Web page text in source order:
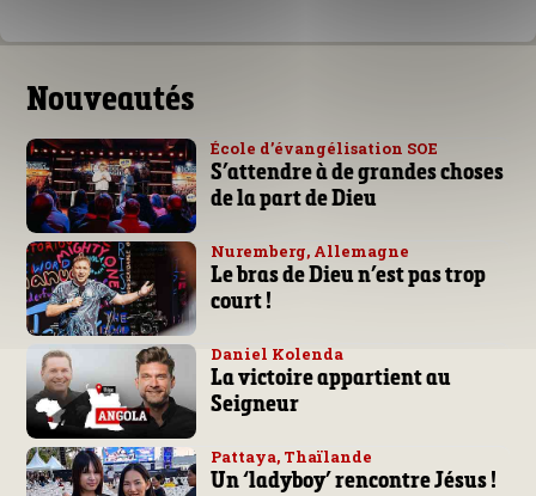
Nouveautés
École d’évangélisation SOE
S’attendre à de grandes choses
de la part de Dieu
Nuremberg, Allemagne
Le bras de Dieu n’est pas trop
court !
Daniel Kolenda
La victoire appartient au
Seigneur
Pattaya, Thaïlande
Un ‘ladyboy’ rencontre Jésus !